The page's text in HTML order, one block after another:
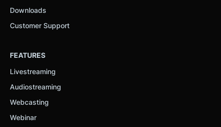
Downloads
Customer Support
FEATURES
Livestreaming
Audiostreaming
Webcasting
Webinar